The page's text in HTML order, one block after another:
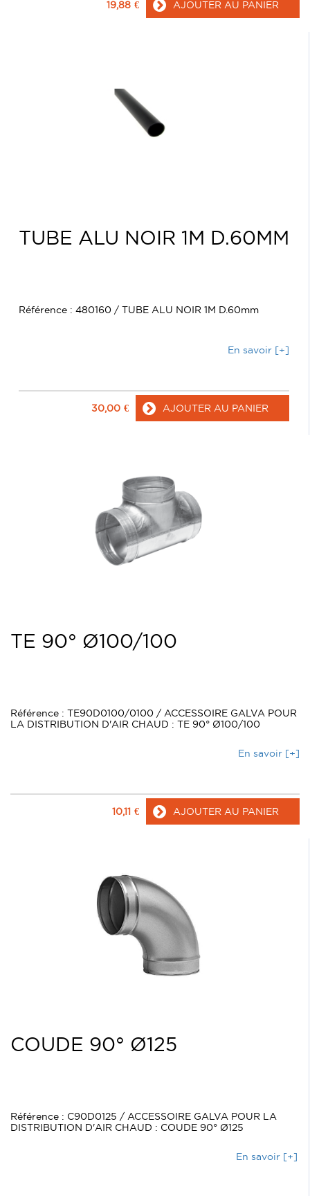
19,88 € AJOUTER AU PANIER
TUBE ALU NOIR 1M D.60MM
Référence : 480160 / TUBE ALU NOIR 1M D.60mm
En savoir [+]
30,00 € AJOUTER AU PANIER
TE 90° Ø100/100
Référence : TE90D0100/0100 / ACCESSOIRE GALVA POUR
LA DISTRIBUTION D'AIR CHAUD : TE 90° Ø100/100
En savoir [+]
10,11 € AJOUTER AU PANIER
COUDE 90° Ø125
Référence : C90D0125 / ACCESSOIRE GALVA POUR LA
DISTRIBUTION D'AIR CHAUD : COUDE 90° Ø125
En savoir [+]